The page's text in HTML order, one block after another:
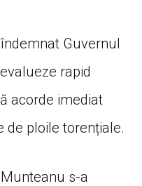
Guvernul
rapid
acorde imediat
ploile torențiale.
s-a